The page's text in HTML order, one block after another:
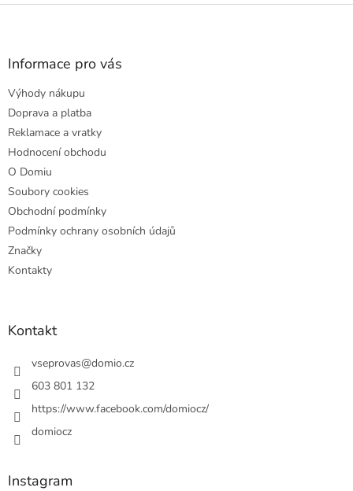
Z
Informace pro vás
Výhody nákupu
Doprava a platba
Reklamace a vratky
Hodnocení obchodu
O Domiu
Soubory cookies
Obchodní podmínky
Podmínky ochrany osobních údajů
Značky
Kontakty
Kontakt
vseprovas@domio.cz
603 801 132
https://www.facebook.com/domiocz/
domiocz
Instagram